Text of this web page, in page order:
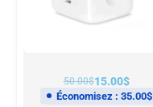
50.00$15.00$
Économisez : 35.00$